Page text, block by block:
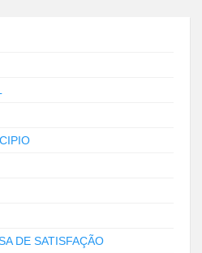
DE SATISFAÇÃO